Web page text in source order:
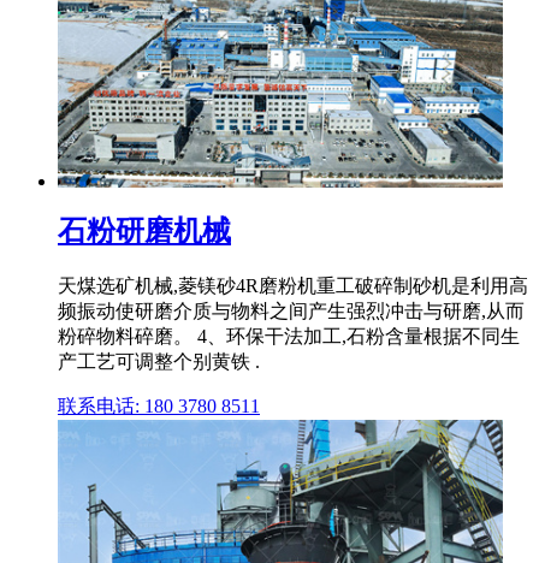
石粉研磨机械
天煤选矿机械,菱镁砂4R磨粉机重工破碎制砂机是利用高
频振动使研磨介质与物料之间产生强烈冲击与研磨,从而
粉碎物料碎磨。 4、环保干法加工,石粉含量根据不同生
产工艺可调整个别黄铁 .
联系电话: 180 3780 8511